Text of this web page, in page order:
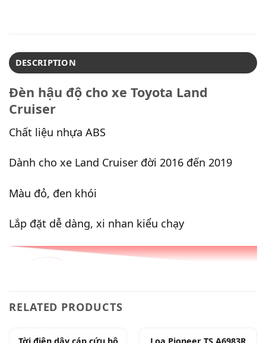
DESCRIPTION
Đèn hậu độ cho xe Toyota Land
Cruiser
Chất liệu nhựa ABS
Dành cho xe Land Cruiser đời 2016 đến 2019
Màu đỏ, đen khói
Lắp đặt dễ dàng, xi nhan kiểu chạy
RELATED PRODUCTS